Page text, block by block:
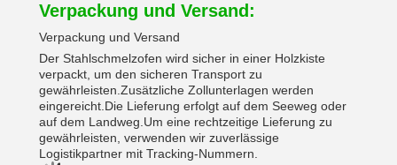
Verpackung und Versand:
Verpackung und Versand
Der Stahlschmelzofen wird sicher in einer Holzkiste
verpackt, um den sicheren Transport zu
gewährleisten.Zusätzliche Zollunterlagen werden
eingereicht.Die Lieferung erfolgt auf dem Seeweg oder
auf dem Landweg.Um eine rechtzeitige Lieferung zu
gewährleisten, verwenden wir zuverlässige
Logistikpartner mit Tracking-Nummern.